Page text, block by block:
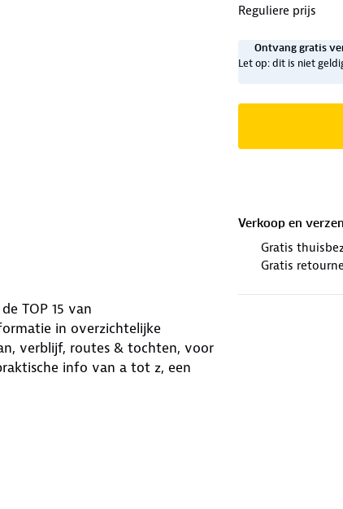
Reguliere prijs
Ontvang gratis
Let op: dit is niet
Verkoop en
Gratis
Gratis
TOP 15 van
in overzichtelijke
verblijf, routes & tochten, voor
info van a tot z, een